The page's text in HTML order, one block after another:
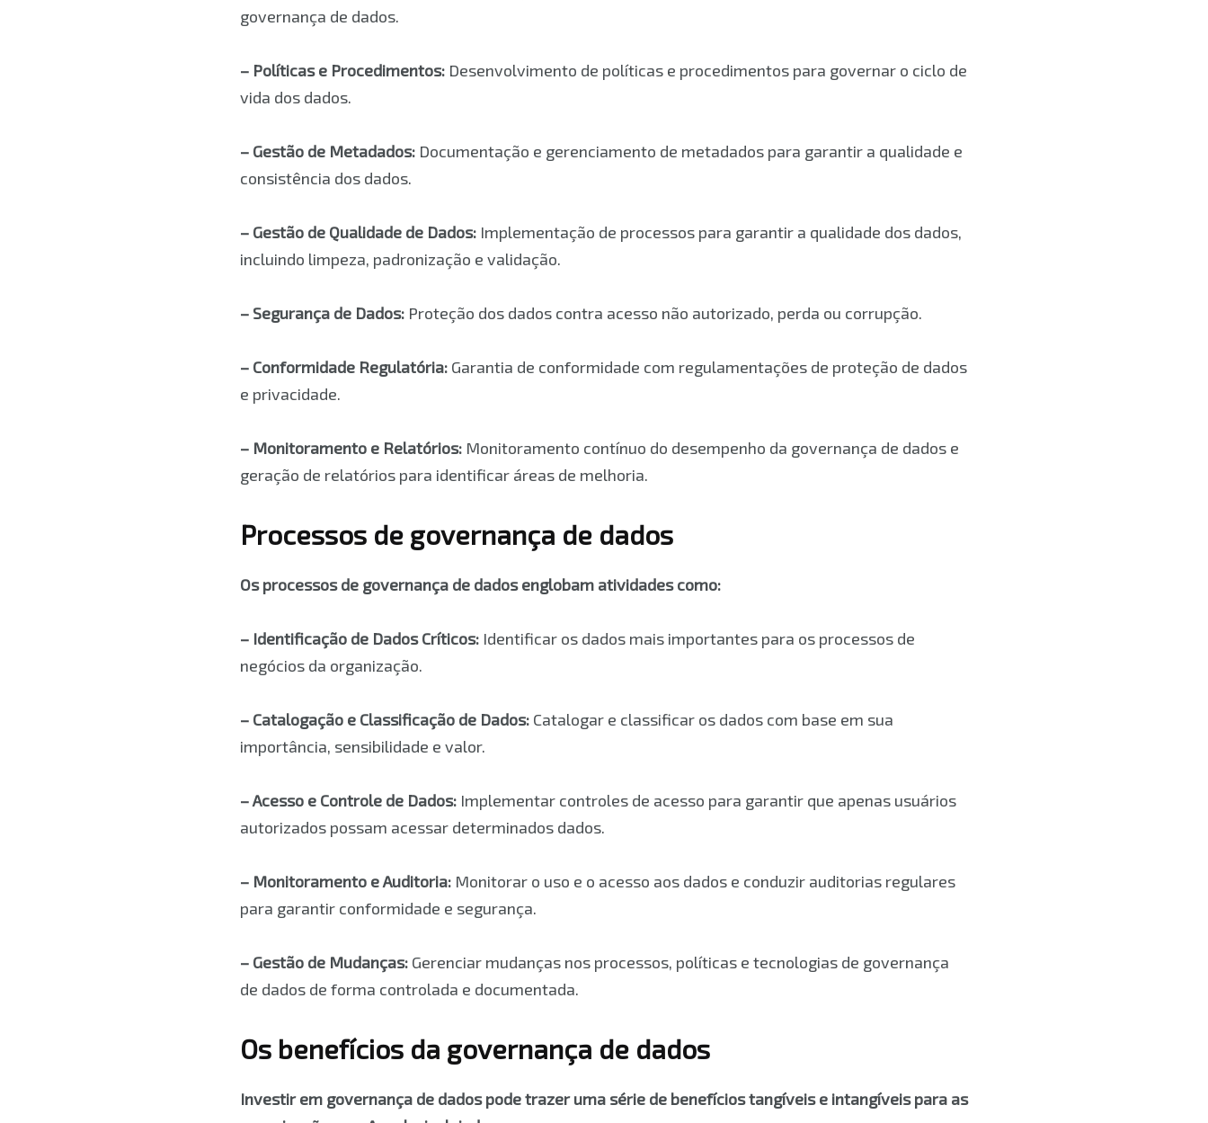
governança de dados.
– Políticas e Procedimentos: Desenvolvimento de políticas e procedimentos para governar o ciclo de
vida dos dados.
– Gestão de Metadados: Documentação e gerenciamento de metadados para garantir a qualidade e
consistência dos dados.
– Gestão de Qualidade de Dados: Implementação de processos para garantir a qualidade dos dados,
incluindo limpeza, padronização e validação.
– Segurança de Dados: Proteção dos dados contra acesso não autorizado, perda ou corrupção.
– Conformidade Regulatória: Garantia de conformidade com regulamentações de proteção de dados
e privacidade.
– Monitoramento e Relatórios: Monitoramento contínuo do desempenho da governança de dados e
geração de relatórios para identificar áreas de melhoria.
Processos de governança de dados
Os processos de governança de dados englobam atividades como:
– Identificação de Dados Críticos: Identificar os dados mais importantes para os processos de
negócios da organização.
– Catalogação e Classificação de Dados: Catalogar e classificar os dados com base em sua
importância, sensibilidade e valor.
– Acesso e Controle de Dados: Implementar controles de acesso para garantir que apenas usuários
autorizados possam acessar determinados dados.
– Monitoramento e Auditoria: Monitorar o uso e o acesso aos dados e conduzir auditorias regulares
para garantir conformidade e segurança.
– Gestão de Mudanças: Gerenciar mudanças nos processos, políticas e tecnologias de governança
de dados de forma controlada e documentada.
Os benefícios da governança de dados
Investir em governança de dados pode trazer uma série de benefícios tangíveis e intangíveis para as